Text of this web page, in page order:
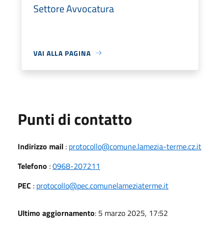
Settore Avvocatura
VAI ALLA PAGINA
Punti di contatto
Indirizzo mail : protocollo@comune.lamezia-terme.cz.it
Telefono :0968-207211
PEC : protocollo@pec.comunelameziaterme.it
Ultimo aggiornamento: 5 marzo 2025, 17:52